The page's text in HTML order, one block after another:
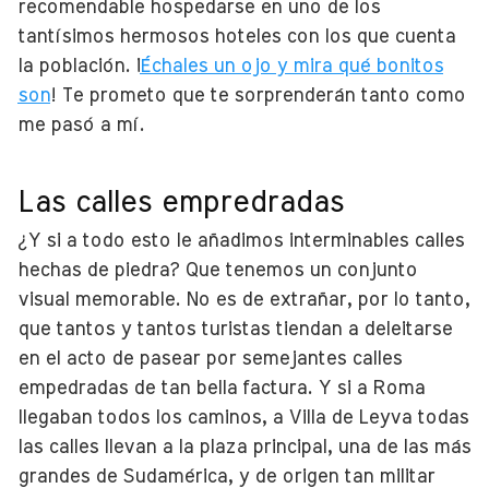
recomendable hospedarse en uno de los
tantísimos hermosos hoteles con los que cuenta
la población. ¡ Échales un ojo y mira qué bonitos
son! Te prometo que te sorprenderán tanto como
me pasó a mí.
Las calles empredradas
¿Y si a todo esto le añadimos interminables calles
hechas de piedra? Que tenemos un conjunto
visual memorable. No es de extrañar, por lo tanto,
que tantos y tantos turistas tiendan a deleitarse
en el acto de pasear por semejantes calles
empedradas de tan bella factura. Y si a Roma
llegaban todos los caminos, a Villa de Leyva todas
las calles llevan a la plaza principal, una de las más
grandes de Sudamérica, y de origen tan militar